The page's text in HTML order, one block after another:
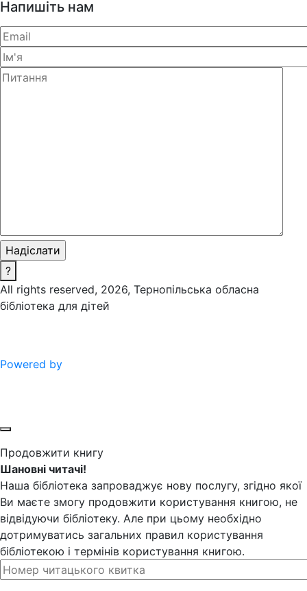
Напишіть нам
?
All rights reserved, 2026, Тернопільська обласна
бібліотека для дітей
Powered by
Продовжити книгу
Шановні читачі!
Наша бібліотека запроваджує нову послугу, згідно якої
Ви маєте змогу продовжити користування книгою, не
відвідуючи бібліотеку. Але при цьому необхідно
дотримуватись загальних правил користування
бібліотекою і термінів користування книгою.